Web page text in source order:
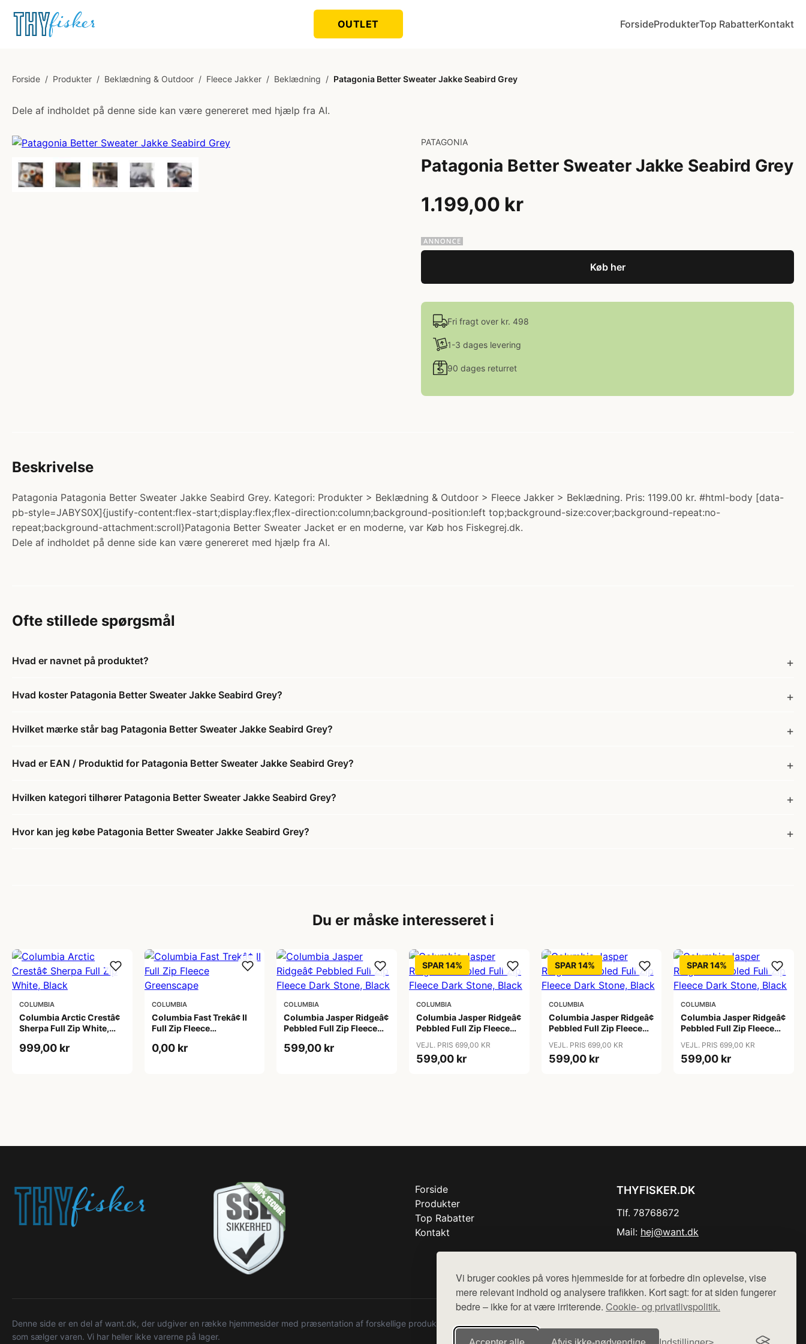
Vi bruger cookies på vores hjemmeside for at forbedre din oplevelse, vise
mere relevant indhold og analysere trafikken. Kort sagt: for at siden fungerer
bedre – ikke for at være irriterende. Cookie- og privatlivspolitik.
OUTLET ForsideProdukterTop RabatterKontakt
Forside / Produkter / Beklædning & Outdoor / Fleece Jakker / Beklædning / Patagonia Better Sweater Jakke Seabird Grey
Dele af indholdet på denne side kan være genereret med hjælp fra AI.
PATAGONIA
Patagonia Better Sweater Jakke Seabird Grey
1.199,00 kr
Køb her
Fri fragt over kr. 498
1-3 dages levering
90 dages returret
Beskrivelse
Patagonia Patagonia Better Sweater Jakke Seabird Grey. Kategori: Produkter > Beklædning & Outdoor > Fleece Jakker > Beklædning. Pris: 1199.00 kr. #html-body [data-
pb-style=JABYS0X]{justify-content:flex-start;display:flex;flex-direction:column;background-position:left top;background-size:cover;background-repeat:no-
repeat;background-attachment:scroll}Patagonia Better Sweater Jacket er en moderne, var Køb hos Fiskegrej.dk.
Dele af indholdet på denne side kan være genereret med hjælp fra AI.
Ofte stillede spørgsmål
Hvad er navnet på produktet?
Hvad koster Patagonia Better Sweater Jakke Seabird Grey?
Hvilket mærke står bag Patagonia Better Sweater Jakke Seabird Grey?
Hvad er EAN / Produktid for Patagonia Better Sweater Jakke Seabird Grey?
Hvilken kategori tilhører Patagonia Better Sweater Jakke Seabird Grey?
Hvor kan jeg købe Patagonia Better Sweater Jakke Seabird Grey?
Du er måske interesseret i
COLUMBIA
Columbia Arctic Crestâ¢
Sherpa Full Zip White,
999,00 kr
COLUMBIA
Columbia Fast Trekâ¢ II
Full Zip Fleece
0,00 kr
COLUMBIA
Columbia Jasper Ridgeâ¢
Pebbled Full Zip Fleece
599,00 kr
SPAR 14%
COLUMBIA
Columbia Jasper Ridgeâ¢
Pebbled Full Zip Fleece
VEJL. PRIS 699,00 KR
599,00 kr
SPAR 14%
COLUMBIA
Columbia Jasper Ridgeâ¢
Pebbled Full Zip Fleece
VEJL. PRIS 699,00 KR
599,00 kr
SPAR 14%
COLUMBIA
Columbia Jasper Ridgeâ¢
Pebbled Full Zip Fleece
VEJL. PRIS 699,00 KR
599,00 kr
Forside
Produkter
Top Rabatter
Kontakt
THYFISKER.DK
Tlf. 78768672
Mail: hej@want.dk
Denne side er en del af want.dk, der udgiver en række hjemmesider med præsentation af forskellige produkter fra diverse webshops. Der sælges ikke varer fra denne side - vi henviser til de shops,
som sælger varen. Vi har heller ikke varerne på lager.